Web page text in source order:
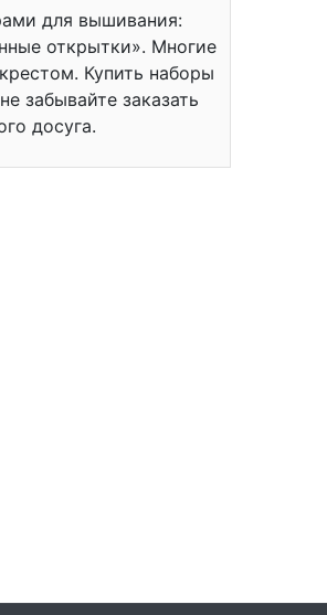
для вышивания:
открытки». Многие
Купить наборы
забывайте заказать
досуга.